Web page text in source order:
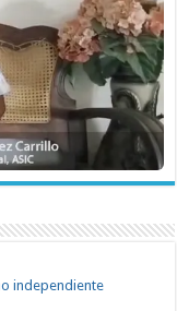
independiente